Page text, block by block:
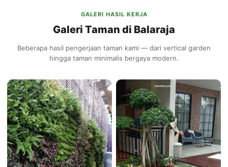
GALERI HASIL KERJA
Galeri Taman di Balaraja
Beberapa hasil pengerjaan taman kami — dari vertical garden
hingga taman minimalis bergaya modern.